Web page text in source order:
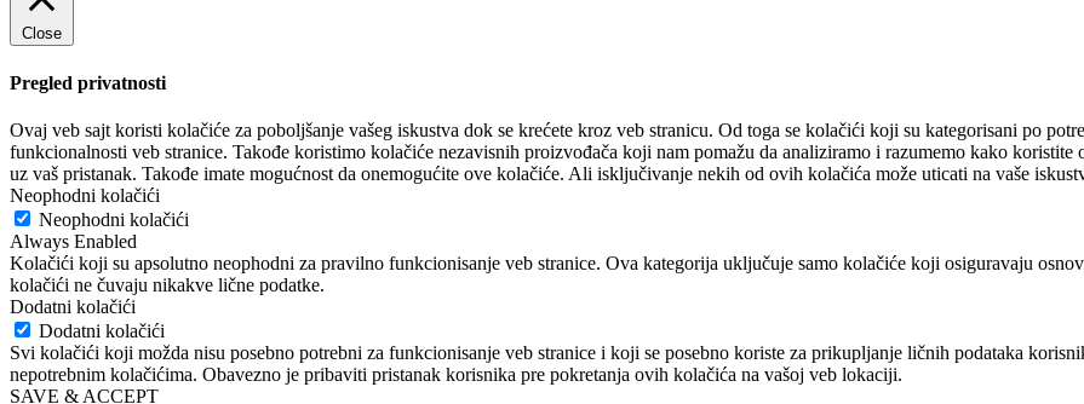
Close
Pregled privatnosti
Ovaj veb sajt koristi kolačiće za poboljšanje vašeg iskustva dok se krećete kroz veb stranicu. Od toga se kolačići koji su kategorisani po
funkcionalnosti veb stranice. Takođe koristimo kolačiće nezavisnih proizvođača koji nam pomažu da analiziramo i razumemo kako
uz vaš pristanak. Takođe imate mogućnost da onemogućite ove kolačiće. Ali isključivanje nekih od ovih kolačića može uticati na vaše
Neophodni kolačići
Neophodni kolačići
Always Enabled
Kolačići koji su apsolutno neophodni za pravilno funkcionisanje veb stranice. Ova kategorija uključuje samo kolačiće koji osiguravaju
kolačići ne čuvaju nikakve lične podatke.
Dodatni kolačići
Dodatni kolačići
Svi kolačići koji možda nisu posebno potrebni za funkcionisanje veb stranice i koji se posebno koriste za prikupljanje ličnih podataka
nepotrebnim kolačićima. Obavezno je pribaviti pristanak korisnika pre pokretanja ovih kolačića na vašoj veb lokaciji.
SAVE & ACCEPT